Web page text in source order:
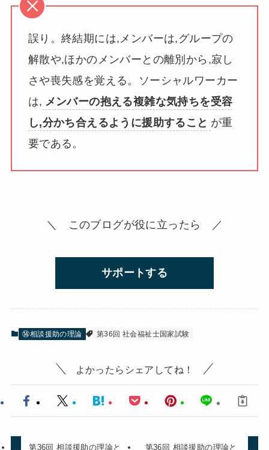
誤り。終結期には,メンバーは,グループの
解散や,ほかのメンバーとの離別から,寂し
さや喪失感を覚える。ソーシャルワーカー
は, メンバーの抱える複雑な気持ちを受容
し,分かち合えるように援助すること が重
要である。
＼ このブログが役に立ったら ／
サポートする
⑭相談援助の理論 第36回 社会福祉士国家試験
よかったらシェアしてね！
第36回 相談援助の理論と
第36回 相談援助の理論と